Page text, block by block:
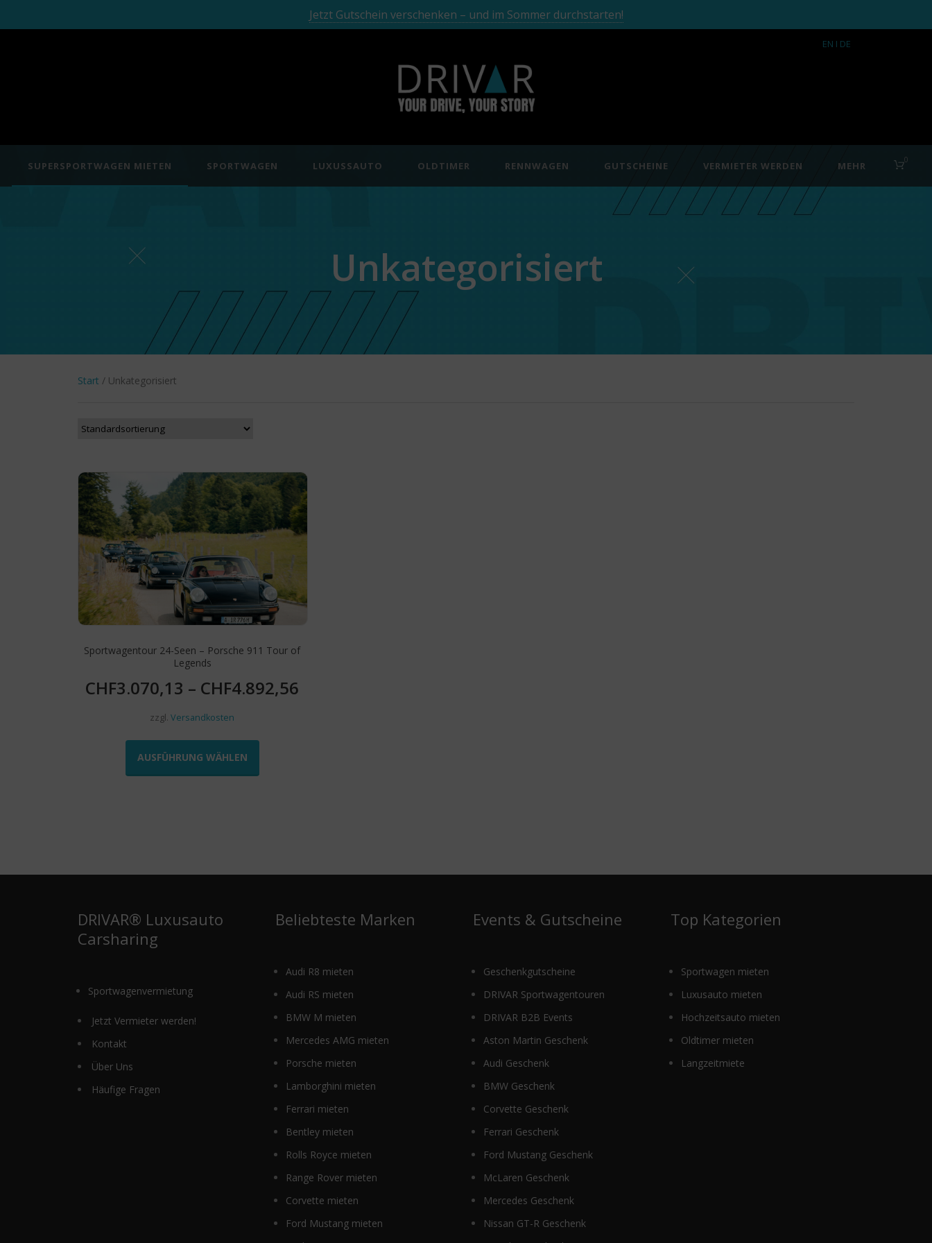
Jetzt Gutschein verschenken – und im Sommer durchstarten!
EN I DE
SUPERSPORTWAGEN MIETEN SPORTWAGEN LUXUSSAUTO OLDTIMER RENNWAGEN GUTSCHEINE VERMIETER WERDEN MEHR 0
Unkategorisiert
Start / Unkategorisiert
Sportwagentour 24-Seen – Porsche 911 Tour of
Legends
CHF3.070,13 – CHF4.892,56
zzgl.Versandkosten
AUSFÜHRUNG WÄHLEN
Dieses
Produktseite
gewählt
DRIVAR® Luxusauto
Carsharing
Sportwagenvermietung
Jetzt Vermieter werden!
Kontakt
Über Uns
Häufige Fragen
Beliebteste Marken
Audi R8 mieten
Audi RS mieten
BMW M mieten
Mercedes AMG mieten
Porsche mieten
Lamborghini mieten
Ferrari mieten
Bentley mieten
Rolls Royce mieten
Range Rover mieten
Corvette mieten
Ford Mustang mieten
Events & Gutscheine
Geschenkgutscheine
DRIVAR Sportwagentouren
DRIVAR B2B Events
Aston Martin Geschenk
Audi Geschenk
BMW Geschenk
Corvette Geschenk
Ferrari Geschenk
Ford Mustang Geschenk
McLaren Geschenk
Mercedes Geschenk
Nissan GT-R Geschenk
Top Kategorien
Sportwagen mieten
Luxusauto mieten
Hochzeitsauto mieten
Oldtimer mieten
Langzeitmiete